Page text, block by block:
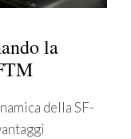
la
della SF-